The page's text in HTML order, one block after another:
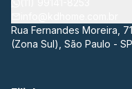
Rua Fernandes Moreira,
(Zona Sul), São Paulo -